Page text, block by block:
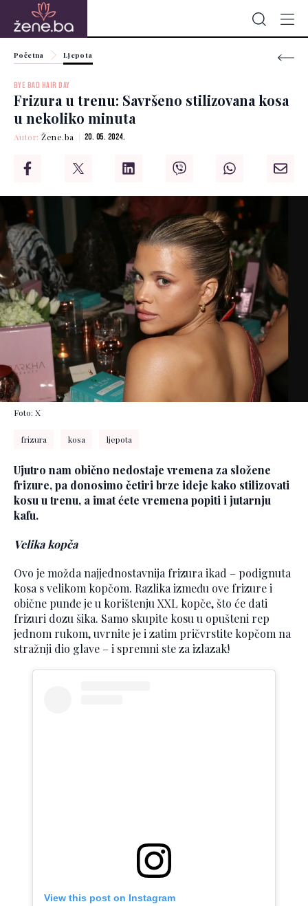
Početna Ljepota
BYE BAD HAIR DAY
Frizura u trenu: Savršeno stilizovana kosa
u nekoliko minuta
Autor:Žene.ba 20. 05. 2024.
Foto: X
frizura kosa ljepota
Ujutro nam obično nedostaje vremena za složene
frizure, pa donosimo četiri brze ideje kako stilizovati
kosu u trenu, a imat ćete vremena popiti i jutarnju
kafu.
Velika kopča
Ovo je možda najjednostavnija frizura ikad – podignuta
kosa s velikom kopčom. Razlika između ove frizure i
obične punđe je u korištenju XXL kopče, što će dati
frizuri dozu šika. Samo skupite kosu u opušteni rep
jednom rukom, uvrnite je i zatim pričvrstite kopčom na
stražnji dio glave – i spremni ste za izlazak!
View this post on Instagram